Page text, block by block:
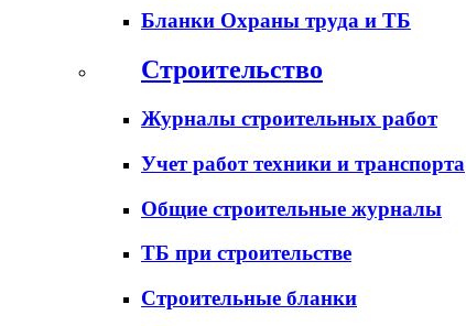
Бланки Охраны труда и ТБ
Строительство
Журналы строительных работ
Учет работ техники и транспорта
Общие строительные журналы
ТБ при строительстве
Строительные бланки